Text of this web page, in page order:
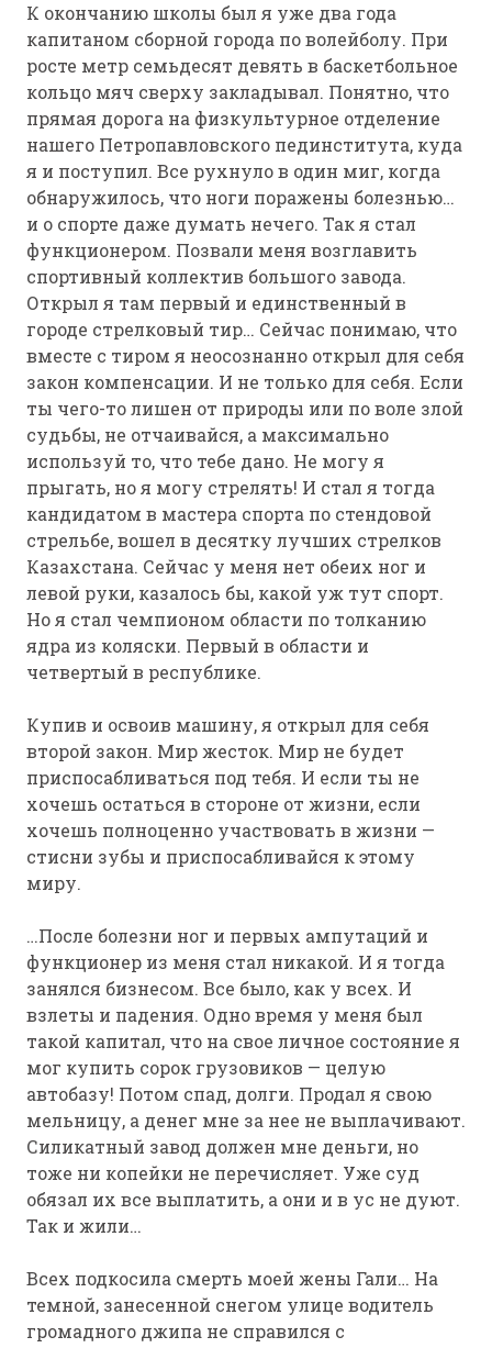
К окончанию школы был я уже два года
капитаном сборной города по волейболу. При
росте метр семьдесят девять в баскетбольное
кольцо мяч сверху закладывал. Понятно, что
прямая дорога на физкультурное отделение
нашего Петропавловского пединститута, куда
я и поступил. Все рухнуло в один миг, когда
обнаружилось, что ноги поражены болезнью…
и о спорте даже думать нечего. Так я стал
функционером. Позвали меня возглавить
спортивный коллектив большого завода.
Открыл я там первый и единственный в
городе стрелковый тир… Сейчас понимаю, что
вместе с тиром я неосознанно открыл для себя
закон компенсации. И не только для себя. Если
ты чего-то лишен от природы или по воле злой
судьбы, не отчаивайся, а максимально
используй то, что тебе дано. Не могу я
прыгать, но я могу стрелять! И стал я тогда
кандидатом в мастера спорта по стендовой
стрельбе, вошел в десятку лучших стрелков
Казахстана. Сейчас у меня нет обеих ног и
левой руки, казалось бы, какой уж тут спорт.
Но я стал чемпионом области по толканию
ядра из коляски. Первый в области и
четвертый в республике.
Купив и освоив машину, я открыл для себя
второй закон. Мир жесток. Мир не будет
приспосабливаться под тебя. И если ты не
хочешь остаться в стороне от жизни, если
хочешь полноценно участвовать в жизни —
стисни зубы и приспосабливайся к этому
миру.
…После болезни ног и первых ампутаций и
функционер из меня стал никакой. И я тогда
занялся бизнесом. Все было, как у всех. И
взлеты и падения. Одно время у меня был
такой капитал, что на свое личное состояние я
мог купить сорок грузовиков — целую
автобазу! Потом спад, долги. Продал я свою
мельницу, а денег мне за нее не выплачивают.
Силикатный завод должен мне деньги, но
тоже ни копейки не перечисляет. Уже суд
обязал их все выплатить, а они и в ус не дуют.
Так и жили…
Всех подкосила смерть моей жены Гали… На
темной, занесенной снегом улице водитель
громадного джипа не справился с